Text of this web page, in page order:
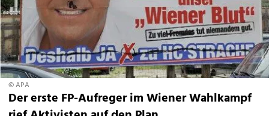
© APA
Der erste FP-Aufreger im Wiener Wahlkampf